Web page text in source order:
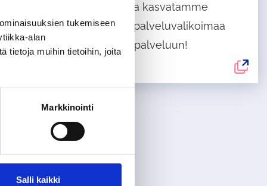
tukemiseen
alan
tietoja muihin tietoihin, joita
Markkinointi
Salli kaikki
välilehdelle
asioinnin palvelusta, ja kasvatamme
digitaalisen asioinnin palveluvalikoimaa
jatkossa. Siirry asiointipalveluun!